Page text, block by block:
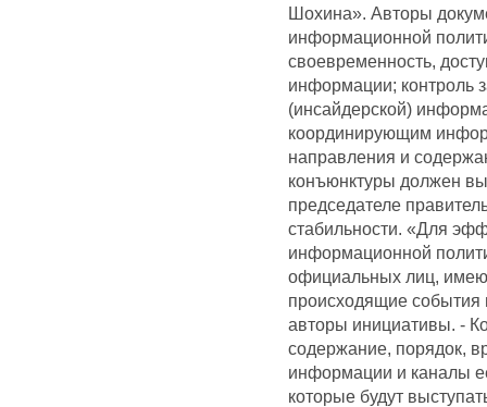
Шохина». Авторы
информационной
своевременность,
информации; контроль
(инсайдерской)
координирующим
направления и
конъюнктуры должен
председателе
стабильности. «Для
информационной
официальных лиц,
происходящие события
авторы инициативы. -
содержание, порядок,
информации и каналы
которые будут